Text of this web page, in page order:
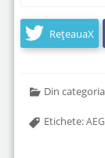
RețeauaX
Din
Etichete:AEG